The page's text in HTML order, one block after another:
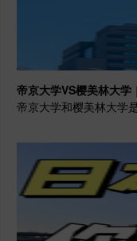
帝京大学VS樱美林大学
帝京大学和樱美林大学